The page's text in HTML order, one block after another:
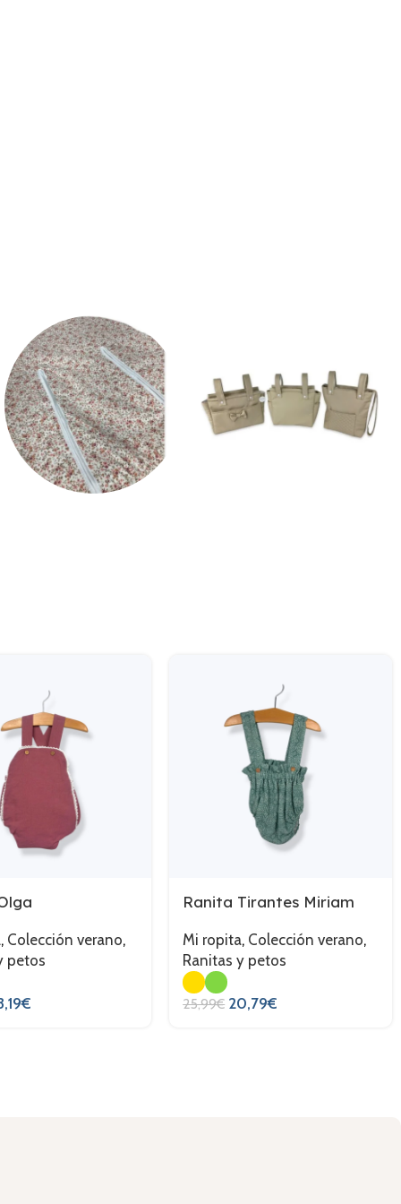
, Colección verano,
petos
€
Ranita Tirantes Miriam
Mi ropita, Colección verano,
Ranitas y petos
25,99€ 20,79€